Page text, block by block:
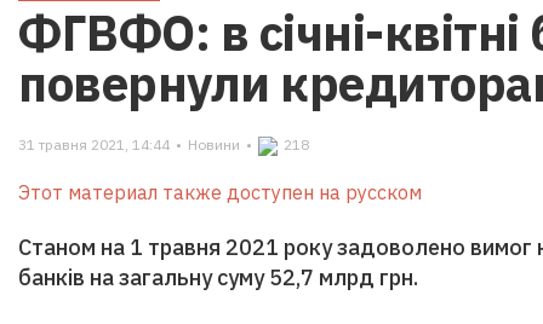
ФГВФО: в січні-
повернули
31 травня 2021, 14:44 • Новини • 218
Этот материал также доступен на русском
Станом на 1 травня 2021 року задоволено
банків на загальну суму 52,7 млрд грн.